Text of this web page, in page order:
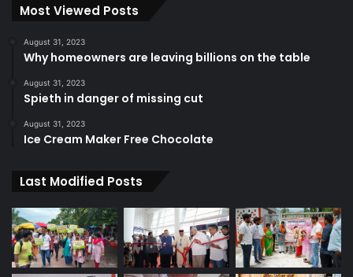
Most Viewed Posts
August 31, 2023
Why homeowners are leaving billions on the table
August 31, 2023
Spieth in danger of missing cut
August 31, 2023
Ice Cream Maker Free Chocolate
Last Modified Posts